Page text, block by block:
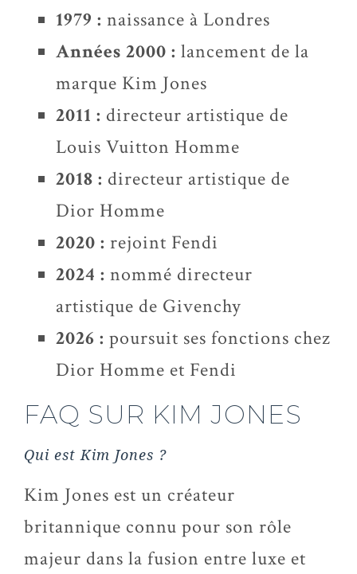
1979 : naissance à Londres
Années 2000 : lancement de la
marque Kim Jones
2011 : directeur artistique de
Louis Vuitton Homme
2018 : directeur artistique de
Dior Homme
2020 : rejoint Fendi
2024 : nommé directeur
artistique de Givenchy
2026 : poursuit ses fonctions chez
Dior Homme et Fendi
FAQ SUR KIM JONES
Qui est Kim Jones ?
Kim Jones est un créateur
britannique connu pour son rôle
majeur dans la fusion entre luxe et